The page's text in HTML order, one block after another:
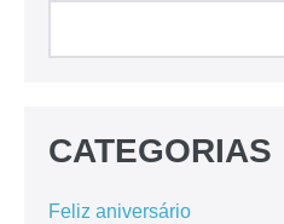
CATEGORIAS
Feliz aniversário